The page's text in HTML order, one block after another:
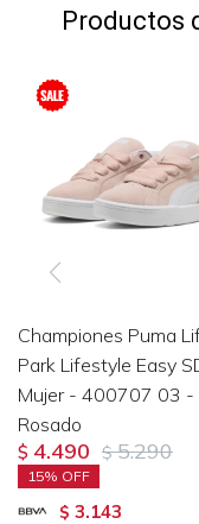
Productos
Championes Puma
Park Lifestyle Easy
Mujer - 400707 03 -
Rosado
$ 4.490 $ 5.290
15
$ 3.143